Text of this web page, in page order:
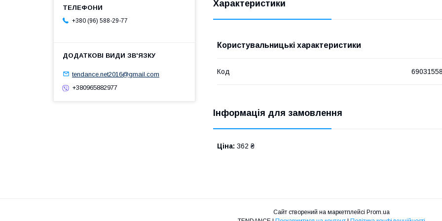
Характеристики
Користувальницькі характеристики
Код
Інформація для замовлення
Ціна: 362 ₴
+380 (96) 588-29-77
tendance.net2016@gmail.com
+380965882977
Сайт створений на маркетплейсі Prom.ua